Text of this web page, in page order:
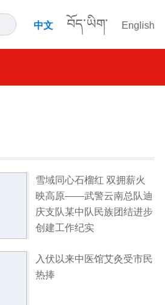
中文 བོད་ཡིག་ English
雪域同心石榴红 双拥薪火
映高原——武警云南总队迪
庆支队某中队民族团结进步
创建工作纪实
入伏以来中医馆艾灸受市民
热捧